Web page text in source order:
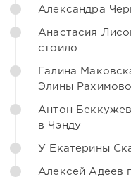
Александра
Анастасия
стоило
Галина
Элины
Антон
в Чэнду
У Екатерины
Алексей Адеев